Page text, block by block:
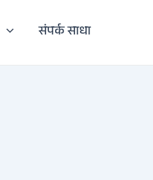
संपर्क साधा